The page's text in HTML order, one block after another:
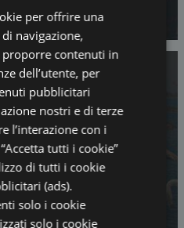
ENGLISH
FRENCH
per offrire una
navigazione,
contenuti in
dell’utente, per
pubblicitari
nostri e di terze
l’interazione con i
tutti i cookie”
di tutti i cookie
(ads).
solo i cookie
solo i cookie